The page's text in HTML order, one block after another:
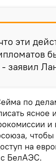
эти
заявил
по
ясное
и
на
с БелАЭС.